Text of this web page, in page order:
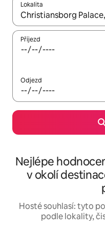
Lokalita
Až budou výsledky k
Příjezd
Odjezd
Nejlépe
v okolí
Hosté souhlasí: tyto
podle lokality,